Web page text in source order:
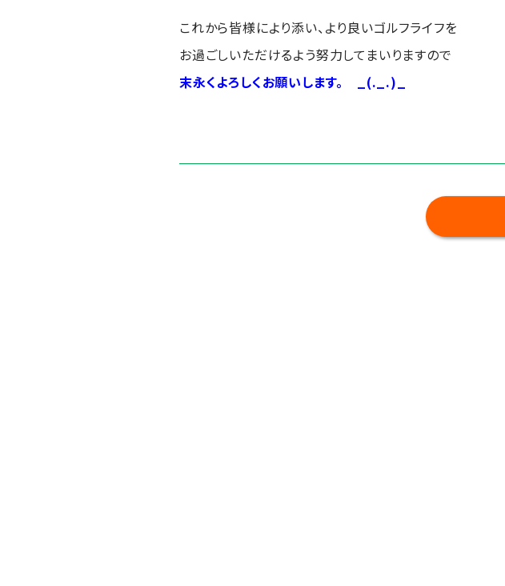
これから皆様により添い、より良いゴルフライフを
お過ごしいただけるよう努力してまいりますので
末永くよろしくお願いします。
_(._.)_